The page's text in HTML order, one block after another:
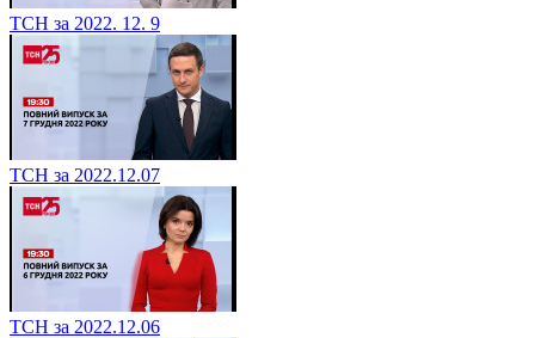
ТСН за 2022. 12. 9
ТСН за 2022.12.07
ТСН за 2022.12.06